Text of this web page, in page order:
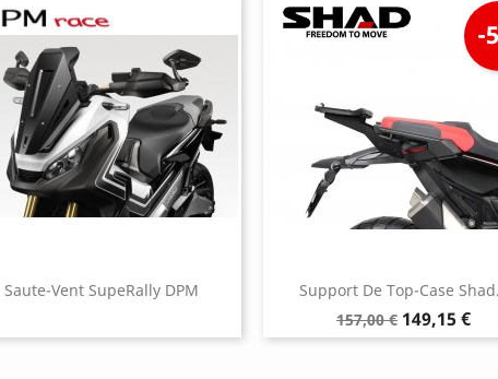
Saute-Vent SupeRally DPM Support De Top-Case
Prix
de
157,00 €
-
Prix
149,15 €